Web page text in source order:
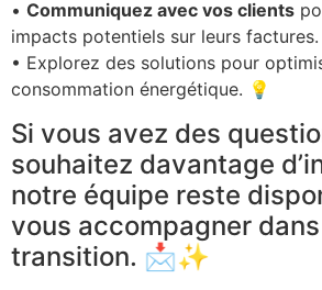
• Communiquez avec vos clients
impacts potentiels sur leurs factures.
• Explorez des solutions pour
consommation énergétique. 💡
Si vous avez des
souhaitez davantage
notre équipe reste
vous accompagner
transition. 📩✨